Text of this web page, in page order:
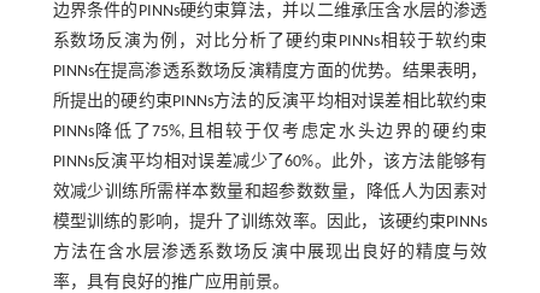
边界条件的PINNs硬约束算法，并以二维承压含水层的渗透
系数场反演为例，对比分析了硬约束PINNs相较于软约束
PINNs在提高渗透系数场反演精度方面的优势。结果表明，
所提出的硬约束PINNs方法的反演平均相对误差相比软约束
PINNs降低了75%,且相较于仅考虑定水头边界的硬约束
PINNs反演平均相对误差减少了60%。此外，该方法能够有
效减少训练所需样本数量和超参数数量，降低人为因素对
模型训练的影响，提升了训练效率。因此，该硬约束PINNs
方法在含水层渗透系数场反演中展现出良好的精度与效
率，具有良好的推广应用前景。